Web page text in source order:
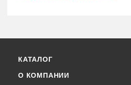
КАТАЛОГ
О КОМПАНИИ